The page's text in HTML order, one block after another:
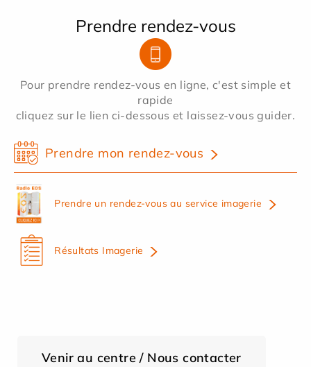
Prendre rendez-vous
Pour prendre rendez-vous en ligne, c'est simple et
rapide
cliquez sur le lien ci-dessous et laissez-vous guider.
Prendre mon rendez-vous
Prendre un rendez-vous au service imagerie
Résultats Imagerie
Venir au centre / Nous contacter